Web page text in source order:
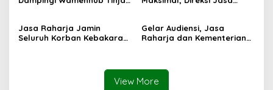
PHC Surabaya
Sentosa II
Jasa Raharja Jamin
Seluruh Korban Kebakaran
Gelar Audiensi, Jasa
Raharja dan Kementerian
View More